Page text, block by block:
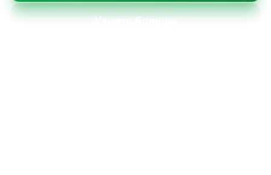
Узнать больше